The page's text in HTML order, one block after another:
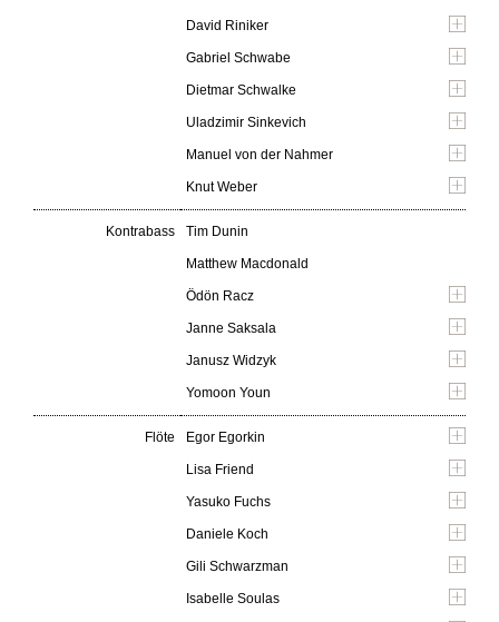
David Riniker
Gabriel Schwabe
Dietmar Schwalke
Uladzimir Sinkevich
Manuel von der Nahmer
Knut Weber
Kontrabass Tim Dunin
Matthew Macdonald
Ödön Racz
Janne Saksala
Janusz Widzyk
Yomoon Youn
Flöte Egor Egorkin
Lisa Friend
Yasuko Fuchs
Daniele Koch
Gili Schwarzman
Isabelle Soulas